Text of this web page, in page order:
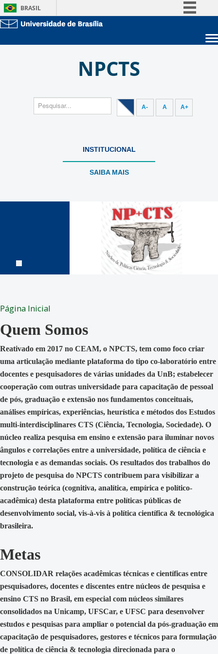
BRASIL
Acesso à informação
Canais
Administração
NPCTS
A- A A+
INSTITUCIONAL
SAIBA MAIS
Página Inicial
Quem Somos
Reativado em 2017 no CEAM, o NPCTS, tem como foco criar
uma articulação mediante plataforma do tipo co-laboratório entre
docentes e pesquisadores de várias unidades da UnB; estabelecer
cooperação com outras universidade para capacitação de pessoal
de pós, graduação e extensão nos fundamentos conceituais,
análises empíricas, experiências, heurística e métodos dos Estudos
multi-interdisciplinares CTS (Ciência, Tecnologia, Sociedade). O
núcleo realiza pesquisa em ensino e extensão para iluminar novos
ângulos e correlações entre a universidade, política de ciência e
tecnologia e as demandas sociais. Os resultados dos trabalhos do
projeto de pesquisa do NPCTS contribuem para visibilizar a
construção teórica (cognitiva, analítica, empírica e político-
acadêmica) desta plataforma entre políticas públicas de
desenvolvimento social, vis-à-vis à política científica & tecnológica
brasileira.
Metas
CONSOLIDAR relações acadêmicas técnicas e científicas entre
pesquisadores, docentes e discentes entre núcleos de pesquisa e
ensino CTS no Brasil, em especial com núcleos similares
consolidados na Unicamp, UFSCar, e UFSC para desenvolver
estudos e pesquisas para ampliar o potencial da pós-graduação em
capacitação de pesquisadores, gestores e técnicos para formulação
de política de ciência & tecnologia direcionada para o